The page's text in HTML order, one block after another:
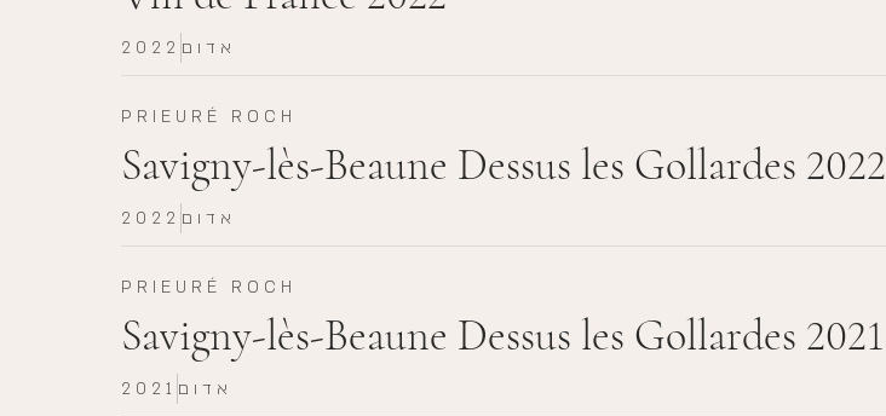
2022 אדום
PRIEURÉ ROCH
Savigny-lès-Beaune Dessus les Gollardes 2022
2022 אדום
PRIEURÉ ROCH
Savigny-lès-Beaune Dessus les Gollardes 2021
2021 אדום